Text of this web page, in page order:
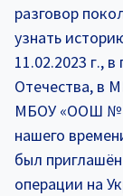
разговор
узнать
11.02.2023 г.,
Отечества, в
МБОУ «ООШ №
нашего
был
операции на